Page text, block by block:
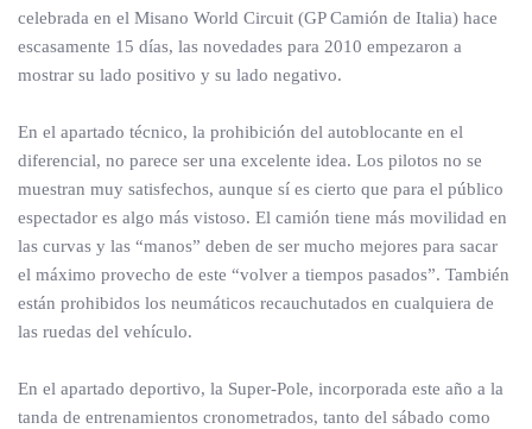
celebrada en el Misano World Circuit (GP Camión de Italia) hace
escasamente 15 días, las novedades para 2010 empezaron a
mostrar su lado positivo y su lado negativo.
En el apartado técnico, la prohibición del autoblocante en el
diferencial, no parece ser una excelente idea. Los pilotos no se
muestran muy satisfechos, aunque sí es cierto que para el público
espectador es algo más vistoso. El camión tiene más movilidad en
las curvas y las “manos” deben de ser mucho mejores para sacar
el máximo provecho de este “volver a tiempos pasados”. También
están prohibidos los neumáticos recauchutados en cualquiera de
las ruedas del vehículo.
En el apartado deportivo, la Super-Pole, incorporada este año a la
tanda de entrenamientos cronometrados, tanto del sábado como